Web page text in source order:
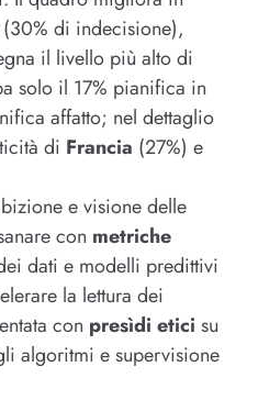
(30% di indecisione),
il livello più alto di
solo il 17% pianifica in
affatto; nel dettaglio
di Francia (27%) e
e visione delle
con metriche
dati e modelli predittivi
la lettura dei
con presìdi etici su
algoritmi e supervisione